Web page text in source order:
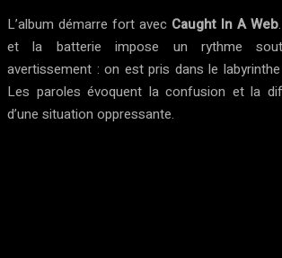
L’album démarre fort avec Caught In A Web
et la batterie impose un rythme
avertissement : on est pris dans le
Les paroles évoquent la confusion et la
d’une situation oppressante.